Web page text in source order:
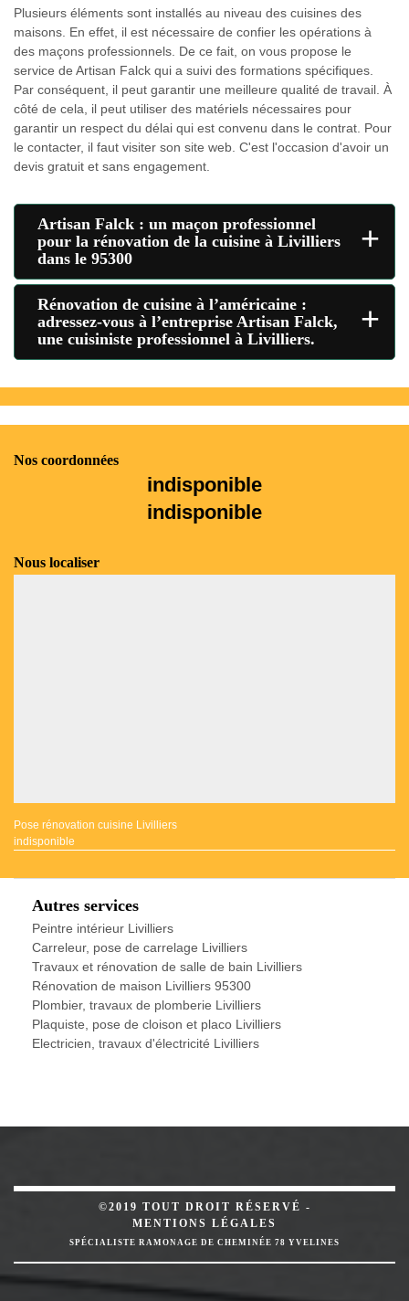
Plusieurs éléments sont installés au niveau des cuisines des
maisons. En effet, il est nécessaire de confier les opérations à
des maçons professionnels. De ce fait, on vous propose le
service de Artisan Falck qui a suivi des formations spécifiques.
Par conséquent, il peut garantir une meilleure qualité de travail. À
côté de cela, il peut utiliser des matériels nécessaires pour
garantir un respect du délai qui est convenu dans le contrat. Pour
le contacter, il faut visiter son site web. C'est l'occasion d'avoir un
devis gratuit et sans engagement.
Artisan Falck : un maçon professionnel
pour la rénovation de la cuisine à Livilliers
dans le 95300
+
Rénovation de cuisine à l’américaine :
adressez-vous à l’entreprise Artisan Falck,
une cuisiniste professionnel à Livilliers.
+
Nos coordonnées
indisponible
indisponible
Nous localiser
Pose rénovation cuisine Livilliers
indisponible
Autres services
Peintre intérieur Livilliers
Carreleur, pose de carrelage Livilliers
Travaux et rénovation de salle de bain Livilliers
Rénovation de maison Livilliers 95300
Plombier, travaux de plomberie Livilliers
Plaquiste, pose de cloison et placo Livilliers
Electricien, travaux d'électricité Livilliers
©2019 TOUT DROIT RÉSERVÉ -
MENTIONS LÉGALES
SPÉCIALISTE RAMONAGE DE CHEMINÉE 78 YVELINES